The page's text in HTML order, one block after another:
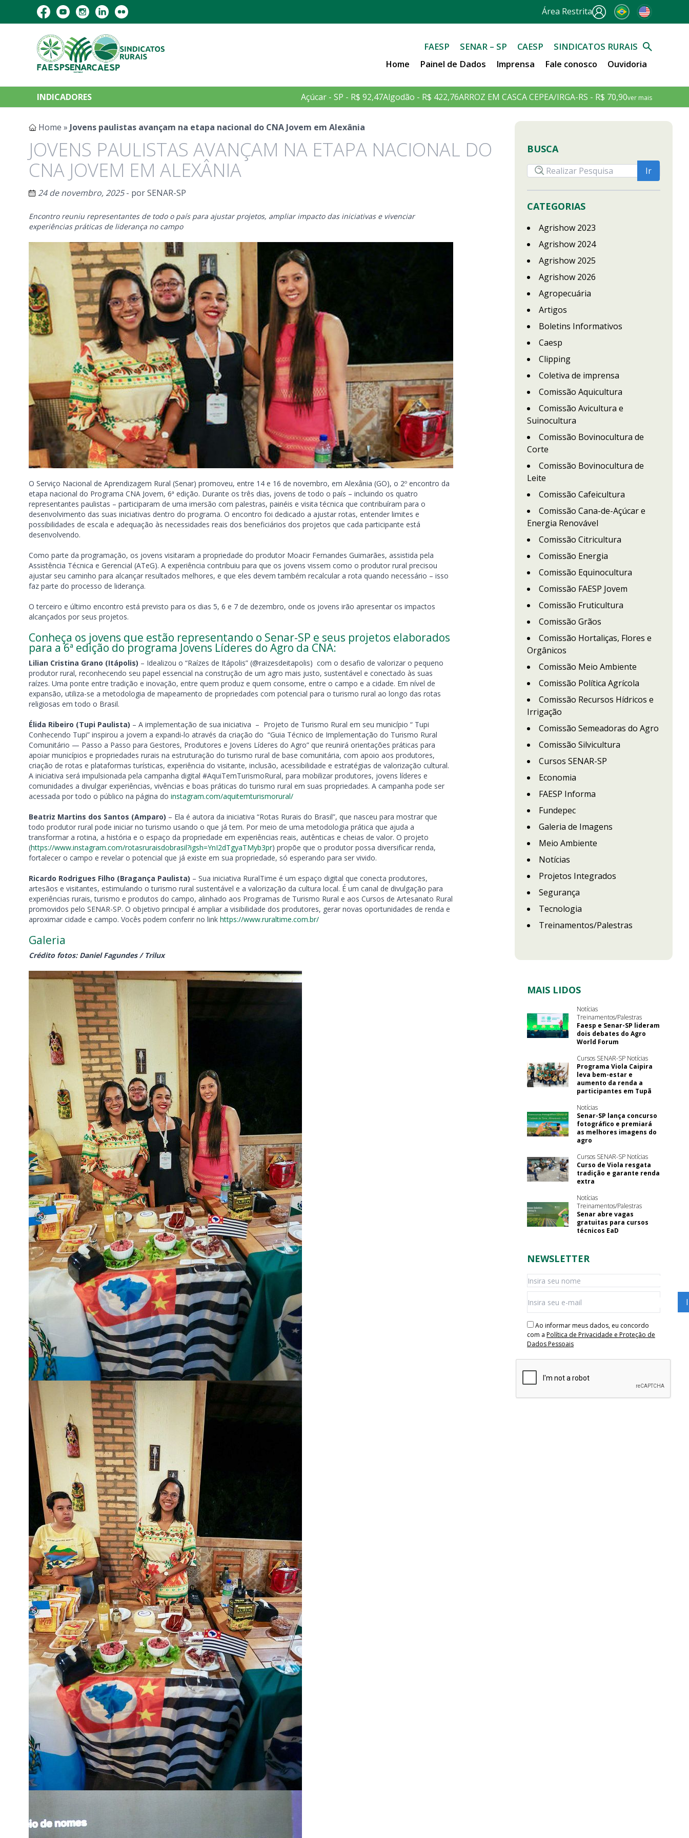
Área Restrita
FAESP SENAR – SP CAESP
SINDICATOS RURAIS
Home
Painel de Dados Imprensa Fale conosco Ouvidoria
INDICADORES Açúcar - SP - R$ 92,47Algodão - R$ 422,76ARROZ EM CASCA CEPEA/IRGA-RS - R$ 70,90ver mais
Home » Jovens paulistas avançam na etapa nacional do CNA Jovem em Alexânia
JOVENS PAULISTAS AVANÇAM NA ETAPA NACIONAL DO
CNA JOVEM EM ALEXÂNIA
24 de novembro, 2025- porSENAR-SP
Encontro reuniu representantes de todo o país para ajustar projetos, ampliar impacto das iniciativas e vivenciar
experiências práticas de liderança no campo
O Serviço Nacional de Aprendizagem Rural (Senar) promoveu, entre 14 e 16 de novembro, em Alexânia (GO), o 2º encontro da
etapa nacional do Programa CNA Jovem, 6ª edição. Durante os três dias, jovens de todo o país – incluindo os quatro
representantes paulistas – participaram de uma imersão com palestras, painéis e visita técnica que contribuíram para o
desenvolvimento das suas iniciativas dentro do programa. O encontro foi dedicado a ajustar rotas, entender limites e
possibilidades de escala e adequação às necessidades reais dos beneficiários dos projetos que cada participante está
desenvolvendo.
Como parte da programação, os jovens visitaram a propriedade do produtor Moacir Fernandes Guimarães, assistida pela
Assistência Técnica e Gerencial (ATeG). A experiência contribuiu para que os jovens vissem como o produtor rural precisou
ajustar seu caminho para alcançar resultados melhores, e que eles devem também recalcular a rota quando necessário – isso
faz parte do processo de liderança.
O terceiro e último encontro está previsto para os dias 5, 6 e 7 de dezembro, onde os jovens irão apresentar os impactos
alcançados por seus projetos.
Conheça os jovens que estão representando o Senar-SP e seus projetos elaborados
para a 6ª edição do programa Jovens Líderes do Agro da CNA:
Lilian Cristina Grano (Itápolis) – Idealizou o “Raízes de Itápolis” (@raizesdeitapolis) com o desafio de valorizar o pequeno
produtor rural, reconhecendo seu papel essencial na construção de um agro mais justo, sustentável e conectado às suas
raízes. Uma ponte entre tradição e inovação, entre quem produz e quem consome, entre o campo e a cidade. Em nível de
expansão, utiliza-se a metodologia de mapeamento de propriedades com potencial para o turismo rural ao longo das rotas
religiosas em todo o Brasil.
Élida Ribeiro (Tupi Paulista) – A implementação de sua iniciativa – Projeto de Turismo Rural em seu município “ Tupi
Conhecendo Tupi” inspirou a jovem a expandi-lo através da criação do “Guia Técnico de Implementação do Turismo Rural
Comunitário — Passo a Passo para Gestores, Produtores e Jovens Líderes do Agro” que reunirá orientações práticas para
apoiar municípios e propriedades rurais na estruturação do turismo rural de base comunitária, com apoio aos produtores,
criação de rotas e plataformas turísticas, experiência do visitante, inclusão, acessibilidade e estratégias de valorização cultural.
A iniciativa será impulsionada pela campanha digital #AquiTemTurismoRural, para mobilizar produtores, jovens líderes e
comunidades a divulgar experiências, vivências e boas práticas do turismo rural em suas propriedades. A campanha pode ser
acessada por todo o público na página do instagram.com/aquitemturismorural/
Beatriz Martins dos Santos (Amparo) – Ela é autora da iniciativa “Rotas Rurais do Brasil”, que nasceu para mostrar que
todo produtor rural pode iniciar no turismo usando o que já tem. Por meio de uma metodologia prática que ajuda a
transformar a rotina, a história e o espaço da propriedade em experiências reais, autênticas e cheias de valor. O projeto
(https://www.instagram.com/rotasruraisdobrasil?igsh=YnI2dTgyaTMyb3pr) propõe que o produtor possa diversificar renda,
fortalecer o campo e revelar o potencial que já existe em sua propriedade, só esperando para ser vivido.
Ricardo Rodrigues Filho (Bragança Paulista) – Sua iniciativa RuralTime é um espaço digital que conecta produtores,
artesãos e visitantes, estimulando o turismo rural sustentável e a valorização da cultura local. É um canal de divulgação para
experiências rurais, turismo e produtos do campo, alinhado aos Programas de Turismo Rural e aos Cursos de Artesanato Rural
promovidos pelo SENAR-SP. O objetivo principal é ampliar a visibilidade dos produtores, gerar novas oportunidades de renda e
aproximar cidade e campo. Vocês podem conferir no link https://www.ruraltime.com.br/
Galeria
Crédito fotos: Daniel Fagundes / Trilux
BUSCA
CATEGORIAS
Agrishow 2023
Agrishow 2024
Agrishow 2025
Agrishow 2026
Agropecuária
Artigos
Boletins Informativos
Caesp
Clipping
Coletiva de imprensa
Comissão Aquicultura
Comissão Avicultura e
Suinocultura
Comissão Bovinocultura de
Corte
Comissão Bovinocultura de
Leite
Comissão Cafeicultura
Comissão Cana-de-Açúcar e
Energia Renovável
Comissão Citricultura
Comissão Energia
Comissão Equinocultura
Comissão FAESP Jovem
Comissão Fruticultura
Comissão Grãos
Comissão Hortaliças, Flores e
Orgânicos
Comissão Meio Ambiente
Comissão Política Agrícola
Comissão Recursos Hídricos e
Irrigação
Comissão Semeadoras do Agro
Comissão Silvicultura
Cursos SENAR-SP
Economia
FAESP Informa
Fundepec
Galeria de Imagens
Meio Ambiente
Notícias
Projetos Integrados
Segurança
Tecnologia
Treinamentos/Palestras
MAIS LIDOS
Notícias
Treinamentos/Palestras
Faesp e Senar-SP lideram
dois debates do Agro
World Forum
Cursos SENAR-SP Notícias
Programa Viola Caipira
leva bem-estar e
aumento da renda a
participantes em Tupã
Notícias
Senar-SP lança concurso
fotográfico e premiará
as melhores imagens do
agro
Cursos SENAR-SP Notícias
Curso de Viola resgata
tradição e garante renda
extra
Notícias
Treinamentos/Palestras
Senar abre vagas
gratuitas para cursos
técnicos EaD
NEWSLETTER
Ao informar meus dados, eu concordo
com a Política de Privacidade e Proteção de
Dados Pessoais